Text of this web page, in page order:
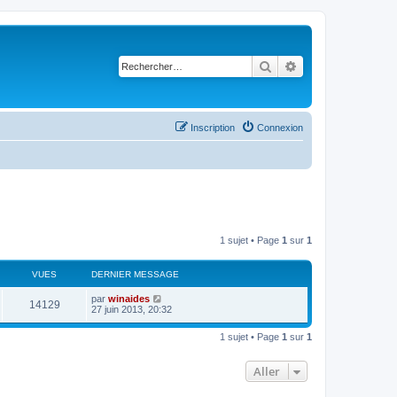
Rechercher
Connexion
Inscription
1 sujet • Page 1 sur 1
VUES DERNIER MESSAGE
14129 par winaides
27 juin 2013, 20:32
1 sujet • Page 1 sur 1
Aller